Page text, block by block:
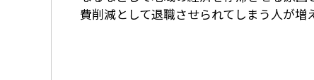
費削減として退職させられてしまう人が増